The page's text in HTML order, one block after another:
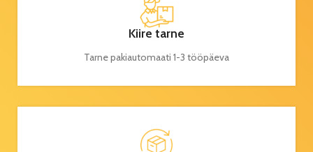
Kiire tarne
Tarne pakiautomaati 1-3 tööpäeva